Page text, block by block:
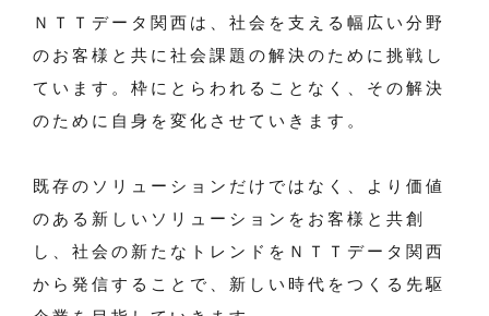
ＮＴＴデータ関西は、社会を支える幅広い分野
のお客様と共に社会課題の解決のために挑戦し
ています。枠にとらわれることなく、その解決
のために自身を変化させていきます。
既存のソリューションだけではなく、より価値
のある新しいソリューションをお客様と共創
し、社会の新たなトレンドをＮＴＴデータ関西
から発信することで、新しい時代をつくる先駆